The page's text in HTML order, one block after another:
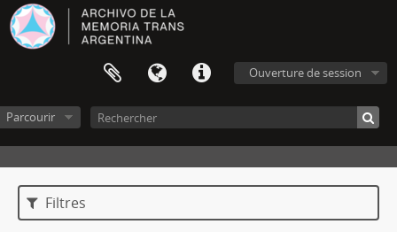
Ouverture de session
Parcourir
Filtres